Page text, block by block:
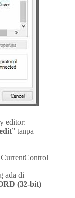
editor:
” tanpa
ada di
(32-bit)